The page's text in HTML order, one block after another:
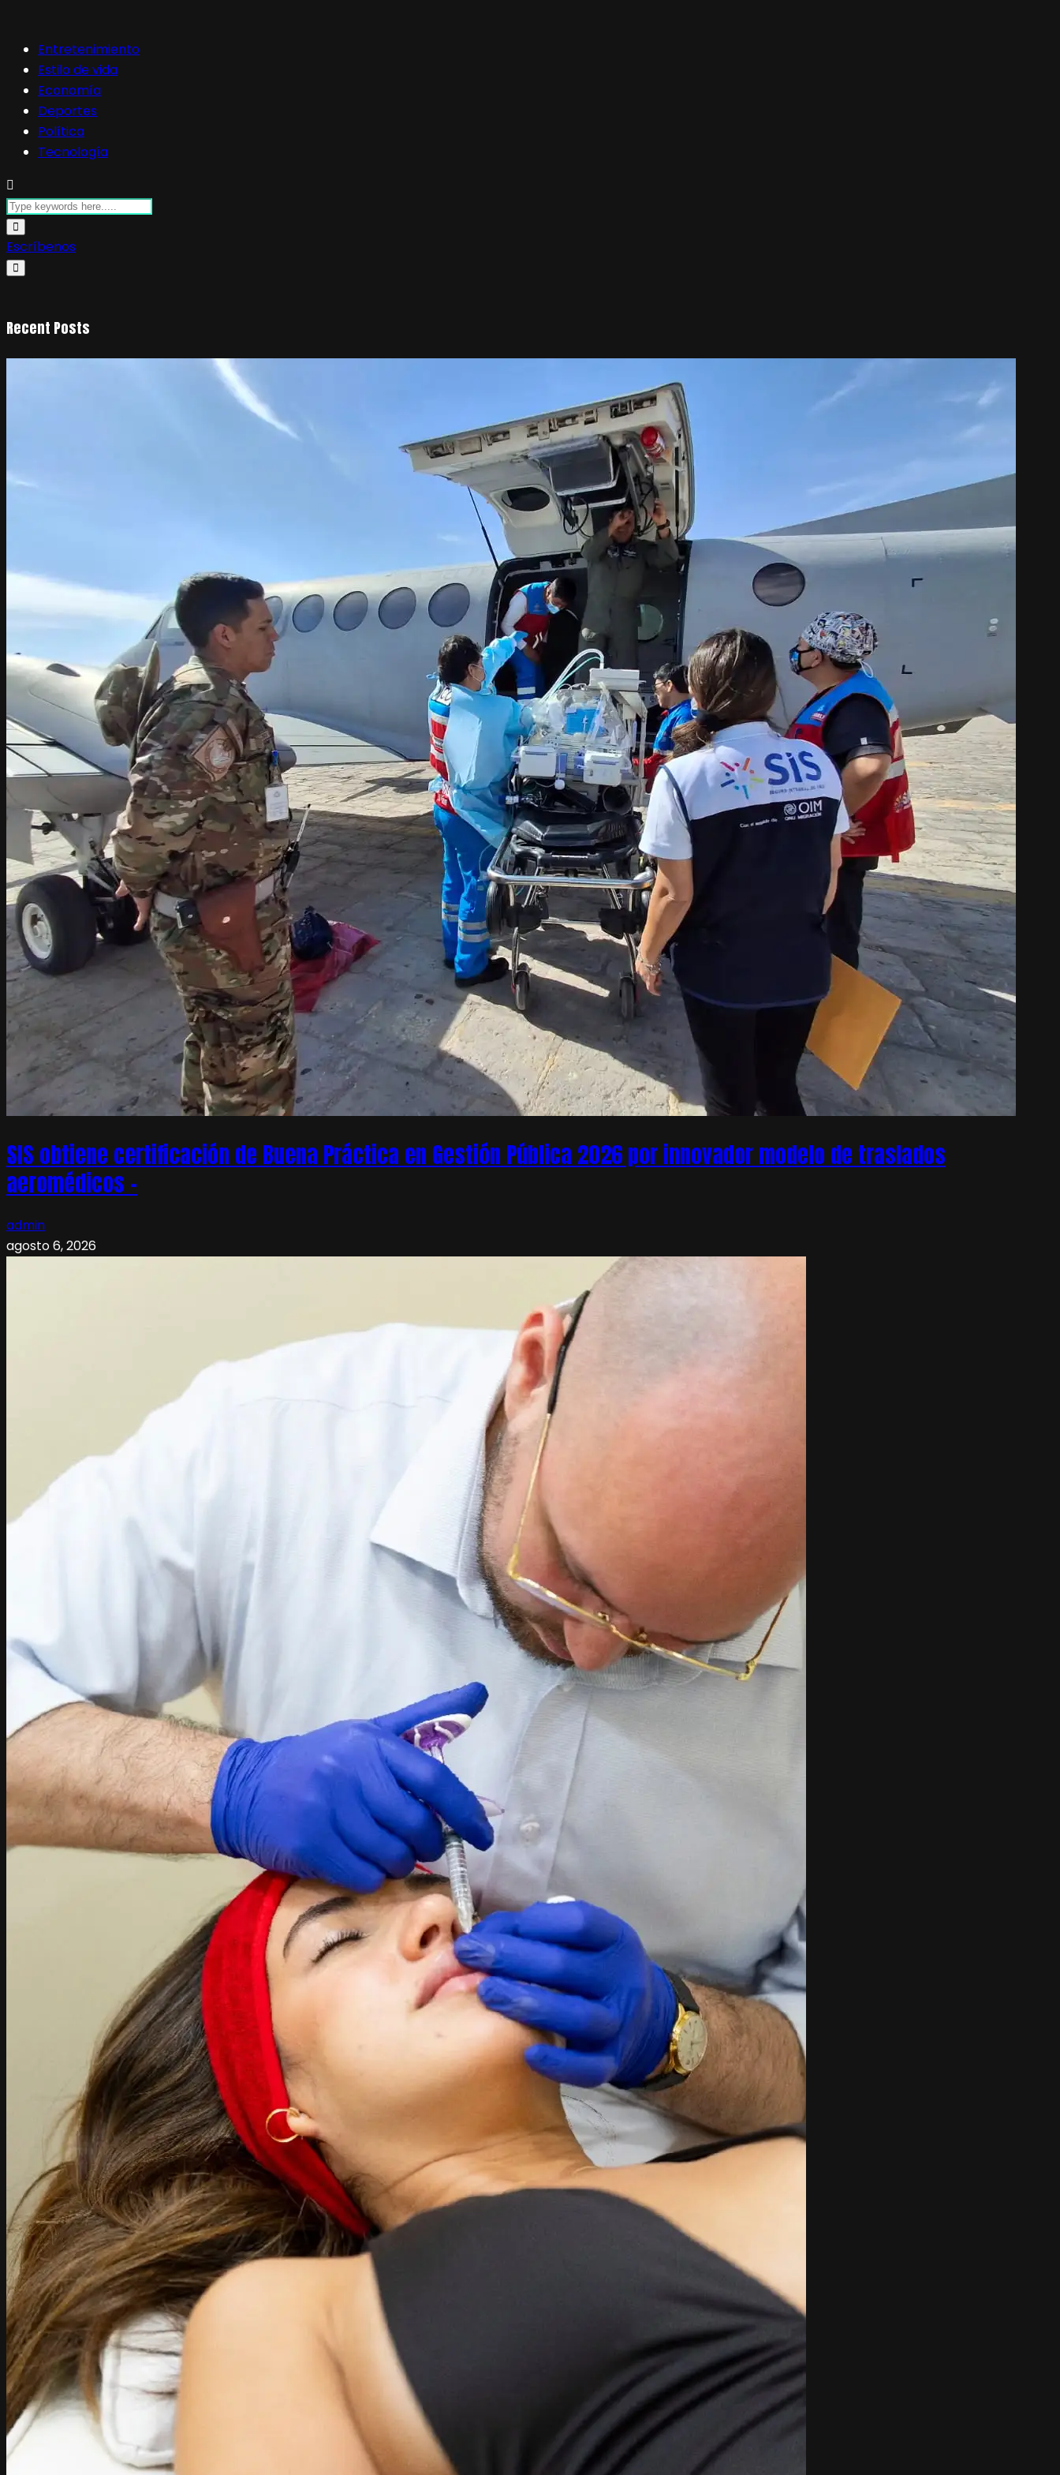
Entretenimiento
Estilo de vida
Economía
Deportes
Política
Tecnología
Escríbenos
Recent Posts
SIS obtiene certificación de Buena Práctica en Gestión Pública 2026 por innovador modelo de traslados
aeromédicos –
admin
agosto 6, 2026